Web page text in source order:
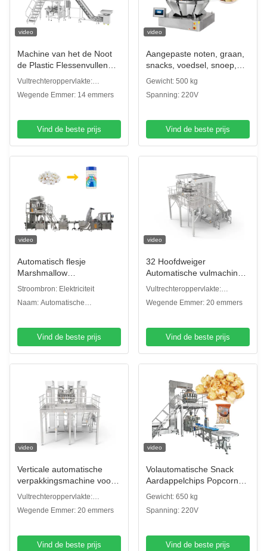
video
Machine van het de Noot
de Plastic Flessenvullen
van de gedroogd fruitsnack
met de Geneigde
Transportband van
Vultrechteroppervlakte:
Duidelijke plaatvultrechter
Wegende Emmer: 14 emmers
Vind de beste prijs
video
Aangepaste noten, graan,
snacks, voedsel, snoep,
koekjes, pinda's, chips,
zaden, koekjes, stand-up
zak verpakkingsmachine
Gewicht: 500 kg
Spanning: 220V
Vind de beste prijs
video
Automatisch flesje
Marshmallow
Weegsysteem Gummibar
Stroombron: Elektriciteit
Naam: Automatische
Vind de beste prijs
video
32 Hoofdweiger
Automatische vulmachine
Gepofte voedingsmiddelen
Maïsvlokken Aardappelen
Plantain Chips Nachos
Vultrechteroppervlakte:
Duidelijke plaatvultrechter
Wegende Emmer: 20 emmers
Vind de beste prijs
video
Verticale automatische
verpakkingsmachine voor
pastazakjes
Vultrechteroppervlakte:
Duidelijke plaatvultrechter
Wegende Emmer: 20 emmers
Vind de beste prijs
video
Volautomatische Snack
Aardappelchips Popcorn
Garnalen Stikstof Verticale
Verpakkingsmachine
Garnalen Chip
Gewicht: 650 kg
Spanning: 220V
Vind de beste prijs